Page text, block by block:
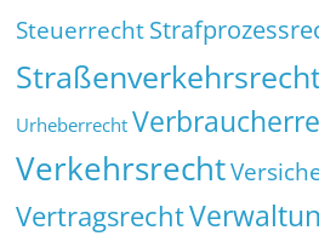
Steuerrecht
Urheberrecht
Verkehrsrecht
Vertragsrecht